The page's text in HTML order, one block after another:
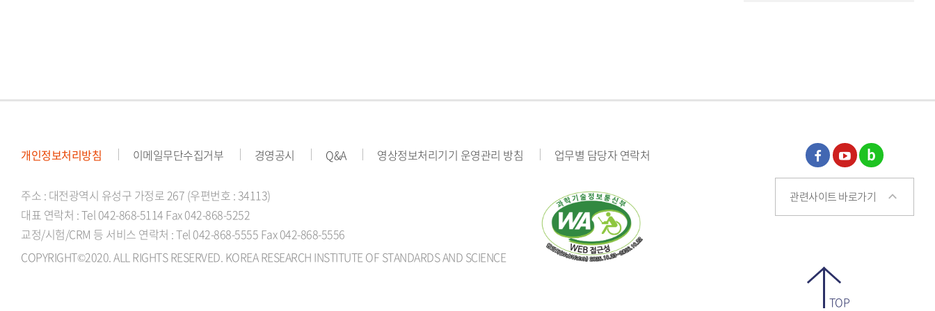
TOP
개인정보처리방침 이메일무단수집거부 경영공시 Q&A 영상정보처리기기 운영관리 방침
업무별 담당자 연락처
페이
스북
유튜
브
블로
그
관련사이트 바로가기
주소 : 대전광역시 유성구 가정로 267 (우편번호 : 34113)
대표 연락처 : Tel 042-868-5114 Fax 042-868-5252
교정/시험/CRM 등 서비스 연락처 : Tel 042-868-5555 Fax 042-868-5556
COPYRIGHT©2020. ALL RIGHTS RESERVED. KOREA RESEARCH INSTITUTE OF STANDARDS AND SCIENCE